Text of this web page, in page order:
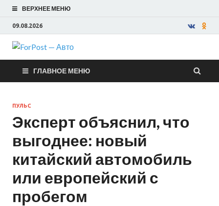
ВЕРХНЕЕ МЕНЮ
09.08.2026
ForPost —
Авто
ГЛАВНОЕ МЕНЮ
ПУЛЬС
Эксперт объяснил, что
выгоднее: новый
китайский автомобиль
или европейский с
пробегом